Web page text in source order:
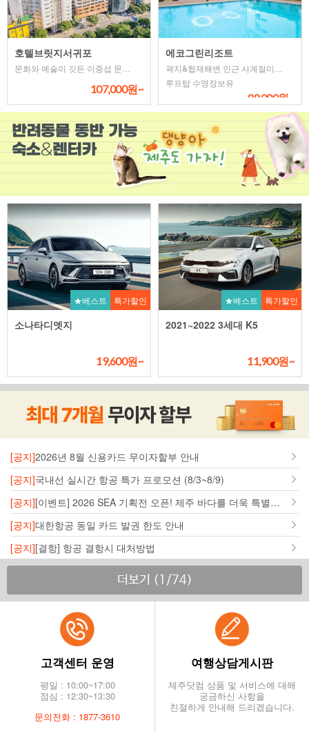
호텔브릿지서귀포
문화와 예술이 깃든 이중섭 문화거리에 위치
107,000원~
에코그린리조트
곽지&협재해변 인근 사계절미온수풀
루프탑 수영장보유
99,000원~
★베스트 특가할인
소나타디엣지
19,600원~
★베스트 특가할인
2021~2022 3세대 K5
11,900원~
[공지]2026년 8월 신용카드 무이자할부 안내
[공지]국내선 실시간 항공 특가 프로모션 (8/3~8/9)
[공지][이벤트] 2026 SEA 기획전 오픈! 제주 바다를 더욱 특별하게 즐겨보세요
[공지]대한항공 동일 카드 발권 한도 안내
[공지][결항] 항공 결항시 대처방법
더보기 (1 /74)
고객센터 운영
평일 : 10:00~17:00
점심 : 12:30~13:30
문의전화 : 1877-3610
여행상담게시판
제주닷컴 상품 및 서비스에 대해
궁금하신 사항을
친절하게 안내해 드리겠습니다.